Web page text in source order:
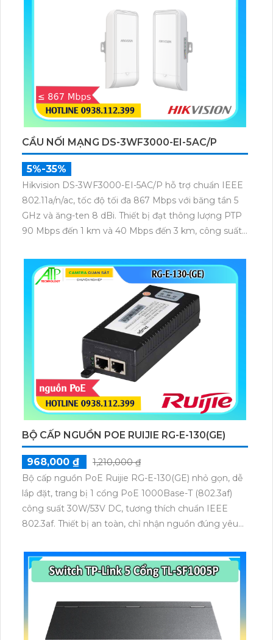
CẦU NỐI MẠNG DS-3WF3000-EI-5AC/P
5%-35%
Hikvision DS-3WF3000-EI-5AC/P hỗ trợ chuẩn IEEE
802.11a/n/ac, tốc độ tối đa 867 Mbps với băng tần 5
GHz và ăng-ten 8 dBi. Thiết bị đạt thông lượng PTP
90 Mbps đến 1 km và 40 Mbps đến 3 km, công suất
tải dữ liệu và video giám sát ổn định ở khoảng cách
xa.
BỘ CẤP NGUỒN POE RUIJIE RG-E-130(GE)
968,000 ₫
1,210,000 ₫
Bộ cấp nguồn PoE Ruijie RG-E-130(GE) nhỏ gọn, dễ
lắp đặt, trang bị 1 cổng PoE 1000Base-T (802.3af)
công suất 30W/53V DC, tương thích chuẩn IEEE
802.3af. Thiết bị an toàn, chỉ nhận nguồn đúng yêu
UL/cUL và GS, đảm bảo cung cấp nguồn ổn định cho
các thiết bị Wi-Fi.